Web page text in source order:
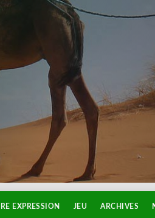
EXPRESSION JEU ARCHIVES